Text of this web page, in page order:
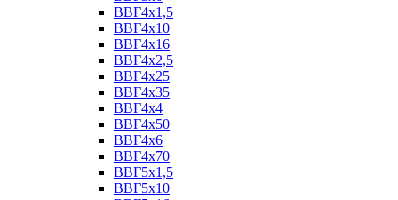
ВВГ4х1,5
ВВГ4х10
ВВГ4х16
ВВГ4х2,5
ВВГ4х25
ВВГ4х35
ВВГ4х4
ВВГ4х50
ВВГ4х6
ВВГ4х70
ВВГ5х1,5
ВВГ5х10